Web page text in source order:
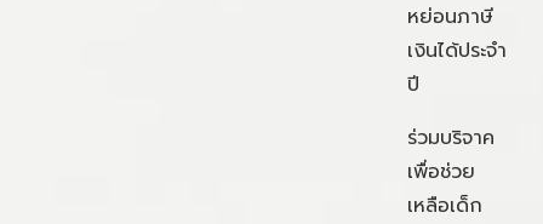
หย่อนภาษี
เงินได้ประจำ
ปี
ร่วมบริจาค
เพื่อช่วย
เหลือเด็ก